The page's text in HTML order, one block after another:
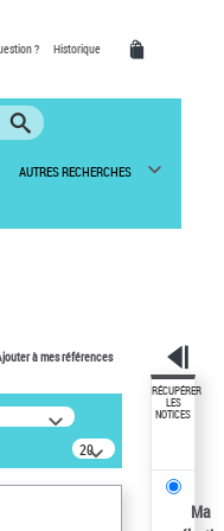
? Historique
AUTRES RECHERCHES
à mes références
20
résultats/page
RÉCUPÉRER
LES
NOTICES
Ma